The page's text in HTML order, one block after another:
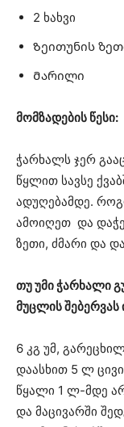
2 ხახვი
Ზეითუნის
Მარილი
მომზადების წესი:
ჭარხალს ჯერ
წყლით სავსე
ადუღებამდე.
ამოიღეთ და
ზეთი, ძმარი და
თუ უმი ჭარხალი
მუცლის შებერვას
6 კგ უმ,
დაასხით 5 ლ
წყალი 1 ლ-მდე
და მაცივარში